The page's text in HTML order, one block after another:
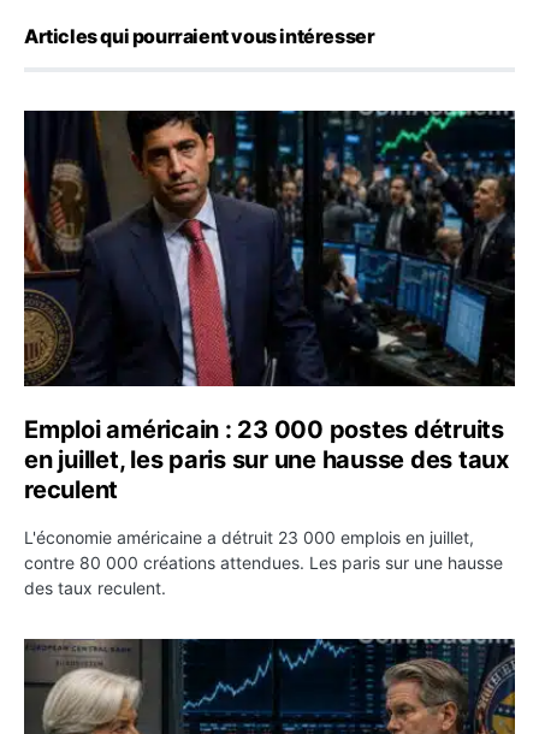
Articles qui pourraient vous intéresser
Emploi américain : 23 000 postes détruits en juillet, les
Emploi américain : 23 000 postes détruits
en juillet, les paris sur une hausse des taux
reculent
L'économie américaine a détruit 23 000 emplois en juillet,
contre 80 000 créations attendues. Les paris sur une hausse
des taux reculent.
Yen : Washington a vendu des euros sans prévenir la